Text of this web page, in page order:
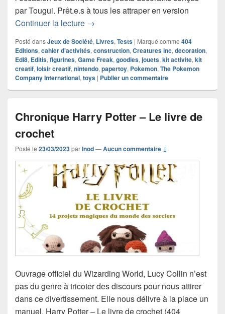
par Tougui. Prêt.e.s à tous les attraper en version
Continuer la lecture Chronique cahier d’activités
→
Posté dansJeux de Société, Livres, Tests | Marqué comme 404
Editions, cahier d'activités, construction, Creatures inc, decoration,
Edi8, Editis, figurines, Game Freak, goodies, jouets, kit activite, kit
creatif, loisir creatif, nintendo, papertoy, Pokemon, The Pokemon
Company International, toys | Publier un commentaire
Chronique Harry Potter – Le livre de
crochet
Posté le 23/03/2023parInod—Aucun commentaire ↓
Ouvrage officiel du Wizarding World, Lucy Collin n’est
pas du genre à tricoter des discours pour nous attirer
dans ce divertissement. Elle nous délivre à la place un
manuel, Harry Potter – Le livre de crochet (404